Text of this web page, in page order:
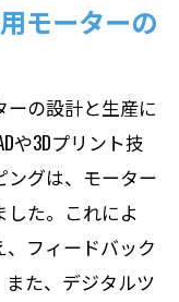
モーターの
の設計と生産に
や3Dプリント技
グは、モーター
た。これによ
フィードバック
た、デジタルツ